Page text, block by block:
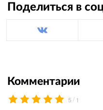
Поделиться в
Комментарии
5 / 1